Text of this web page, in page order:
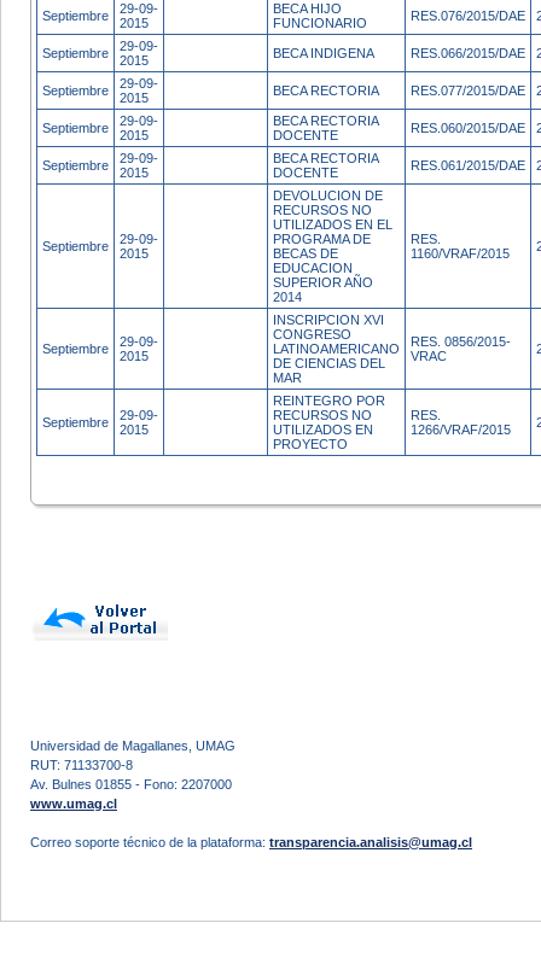
Septiembre
29-09-
2015
BECA HIJO
FUNCIONARIO
RES.076/2015/DAE
Septiembre
29-09-
2015
BECA INDIGENA RES.066/2015/DAE
Septiembre
29-09-
2015
BECA RECTORIA RES.077/2015/DAE
Septiembre
29-09-
2015
BECA RECTORIA
DOCENTE
RES.060/2015/DAE
Septiembre
29-09-
2015
BECA RECTORIA
DOCENTE
RES.061/2015/DAE
Septiembre
29-09-
2015
DEVOLUCION DE
RECURSOS NO
UTILIZADOS EN EL
PROGRAMA DE
BECAS DE
EDUCACION
SUPERIOR AÑO
2014
RES.
1160/VRAF/2015
Septiembre
29-09-
2015
INSCRIPCION XVI
CONGRESO
LATINOAMERICANO
DE CIENCIAS DEL
MAR
RES. 0856/2015-
VRAC
Septiembre
29-09-
2015
REINTEGRO POR
RECURSOS NO
UTILIZADOS EN
PROYECTO
RES.
1266/VRAF/2015
Universidad de Magallanes, UMAG
RUT: 71133700-8
Av. Bulnes 01855 - Fono: 2207000
www.umag.cl
Correo soporte técnico de la plataforma: transparencia.analisis@umag.cl